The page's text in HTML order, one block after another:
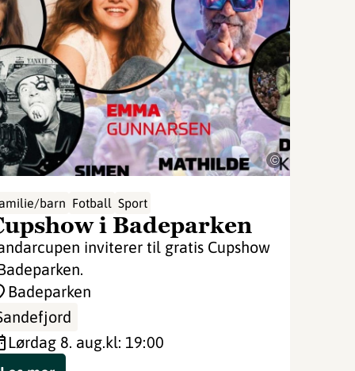
©
barn Fotball Sport
i Badeparken
inviterer til gratis Cupshow
Badeparken
lørdag 8. aug.kl: 19:00